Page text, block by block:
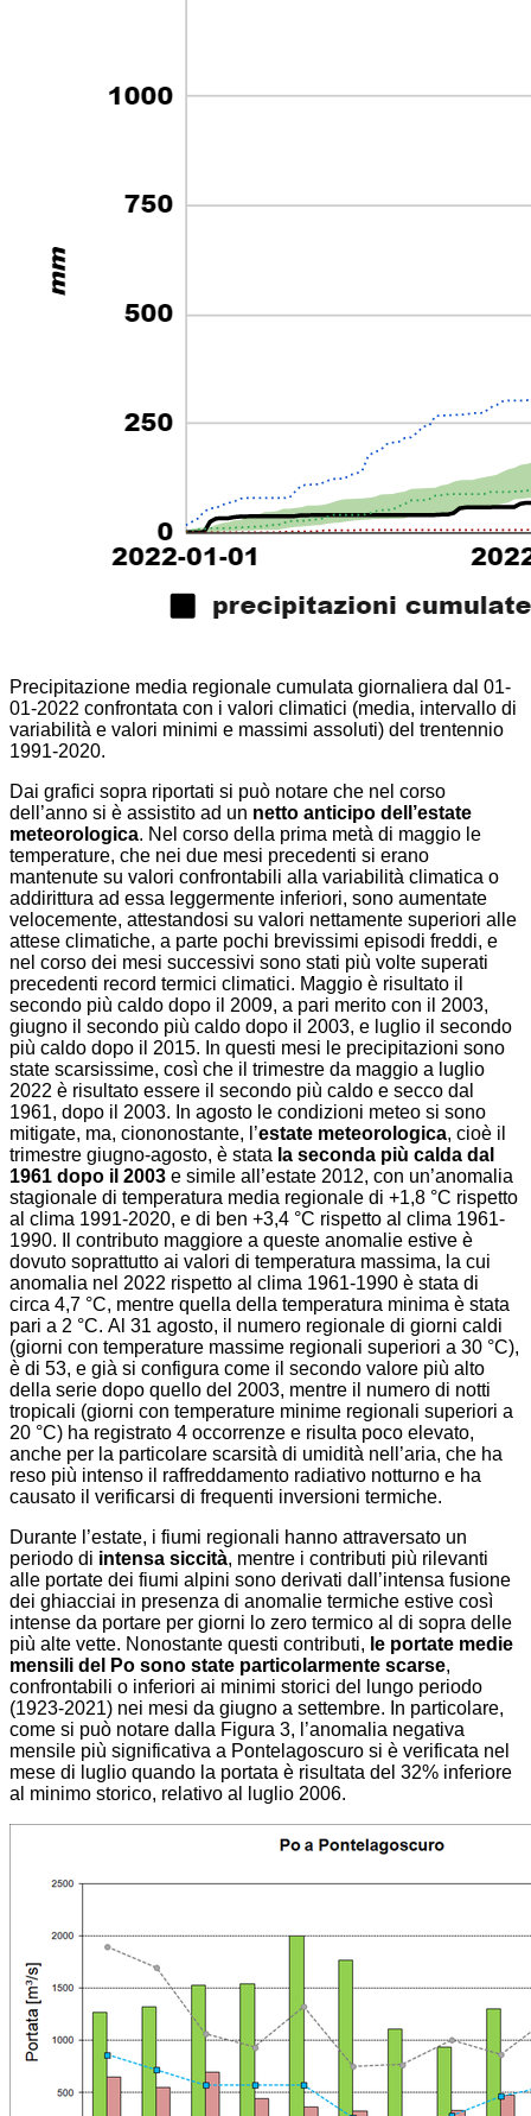
Precipitazione media regionale cumulata giornaliera dal 01-
01-2022 confrontata con i valori climatici (media, intervallo di
variabilità e valori minimi e massimi assoluti) del trentennio
1991-2020.
Dai grafici sopra riportati si può notare che nel corso
dell’anno si è assistito ad un netto anticipo dell’estate
meteorologica. Nel corso della prima metà di maggio le
temperature, che nei due mesi precedenti si erano
mantenute su valori confrontabili alla variabilità climatica o
addirittura ad essa leggermente inferiori, sono aumentate
velocemente, attestandosi su valori nettamente superiori alle
attese climatiche, a parte pochi brevissimi episodi freddi, e
nel corso dei mesi successivi sono stati più volte superati
precedenti record termici climatici. Maggio è risultato il
secondo più caldo dopo il 2009, a pari merito con il 2003,
giugno il secondo più caldo dopo il 2003, e luglio il secondo
più caldo dopo il 2015. In questi mesi le precipitazioni sono
state scarsissime, così che il trimestre da maggio a luglio
2022 è risultato essere il secondo più caldo e secco dal
1961, dopo il 2003. In agosto le condizioni meteo si sono
mitigate, ma, ciononostante, l’estate meteorologica, cioè il
trimestre giugno-agosto, è stata la seconda più calda dal
1961 dopo il 2003 e simile all’estate 2012, con un’anomalia
stagionale di temperatura media regionale di +1,8 °C rispetto
al clima 1991-2020, e di ben +3,4 °C rispetto al clima 1961-
1990. Il contributo maggiore a queste anomalie estive è
dovuto soprattutto ai valori di temperatura massima, la cui
anomalia nel 2022 rispetto al clima 1961-1990 è stata di
circa 4,7 °C, mentre quella della temperatura minima è stata
pari a 2 °C. Al 31 agosto, il numero regionale di giorni caldi
(giorni con temperature massime regionali superiori a 30 °C),
è di 53, e già si configura come il secondo valore più alto
della serie dopo quello del 2003, mentre il numero di notti
tropicali (giorni con temperature minime regionali superiori a
20 °C) ha registrato 4 occorrenze e risulta poco elevato,
anche per la particolare scarsità di umidità nell’aria, che ha
reso più intenso il raffreddamento radiativo notturno e ha
causato il verificarsi di frequenti inversioni termiche.
Durante l’estate, i fiumi regionali hanno attraversato un
periodo di intensa siccità, mentre i contributi più rilevanti
alle portate dei fiumi alpini sono derivati dall’intensa fusione
dei ghiacciai in presenza di anomalie termiche estive così
intense da portare per giorni lo zero termico al di sopra delle
più alte vette. Nonostante questi contributi, le portate medie
mensili del Po sono state particolarmente scarse,
confrontabili o inferiori ai minimi storici del lungo periodo
(1923-2021) nei mesi da giugno a settembre. In particolare,
come si può notare dalla Figura 3, l’anomalia negativa
mensile più significativa a Pontelagoscuro si è verificata nel
mese di luglio quando la portata è risultata del 32% inferiore
al minimo storico, relativo al luglio 2006.